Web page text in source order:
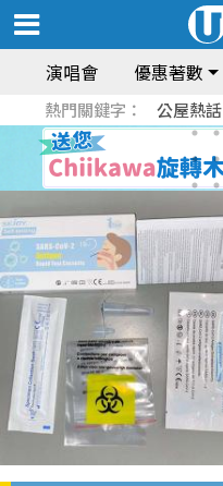
演唱會 優惠著數
熱門關鍵字： 公屋熱話